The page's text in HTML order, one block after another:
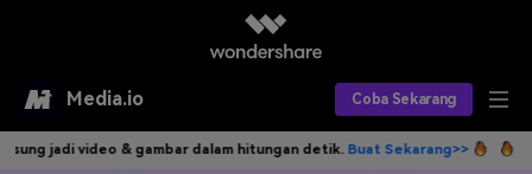
Media.io Coba Sekarang
Alat AIdalam hitungan detik.Buat Sekarang>> Tulis idemu, AI